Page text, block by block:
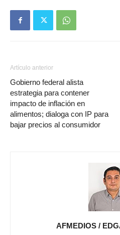
Artículo anterior
Gobierno federal alista
estrategia para contener
impacto de inflación en
alimentos; dialoga con IP para
bajar precios al consumidor
AFMEDIOS /